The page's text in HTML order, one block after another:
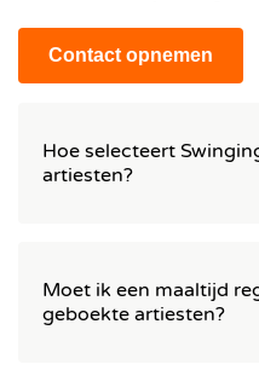
Contact opnemen
Hoe selecteert
artiesten?
voortdurend op zoek naar
artiesten en DJ's om toe te
Moet ik een maaltijd
geboekte artiesten?